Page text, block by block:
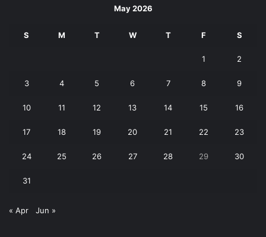
May 2026
S M T W T F S
1 2
3 4 5 6 7 8 9
10 11 12 13 14 15 16
17 18 19 20 21 22 23
24 25 26 27 28 29 30
31
« Apr Jun »